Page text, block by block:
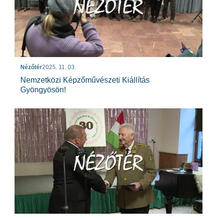
Nézőtér2025. 11. 03.
Nemzetközi Képzőművészeti Kiállítás
Gyöngyösön!